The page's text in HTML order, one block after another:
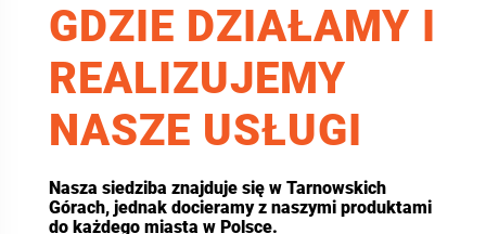
GDZIE DZIAŁAMY I
REALIZUJEMY
NASZE USŁUGI
Nasza siedziba znajduje się w Tarnowskich
Górach, jednak docieramy z naszymi produktami
do każdego miasta w Polsce.